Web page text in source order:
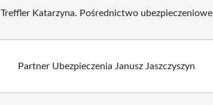
Treffler Katarzyna. Pośrednictwo ubezpieczeniowe
Partner Ubezpieczenia Janusz Jaszczyszyn